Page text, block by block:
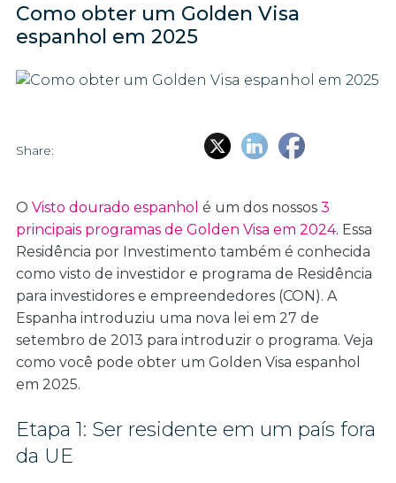
Como obter um Golden Visa
espanhol em 2025
Share:
O Visto dourado espanhol é um dos nossos 3
principais programas de Golden Visa em 2024. Essa
Residência por Investimento também é conhecida
como visto de investidor e programa de Residência
para investidores e empreendedores (CON). A
Espanha introduziu uma nova lei em 27 de
setembro de 2013 para introduzir o programa. Veja
como você pode obter um Golden Visa espanhol
em 2025.
Etapa 1: Ser residente em um país fora
da UE